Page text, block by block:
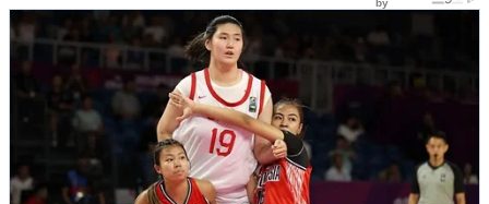
about
UMBY
Turut
Serta
dalam
Celebrating
UMK
International
Day
2022